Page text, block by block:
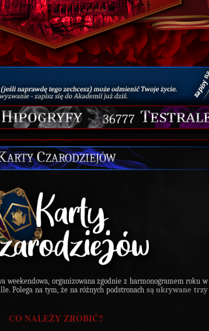
36777
Czarodziejów
weekendowa, organizowana zgodnie z harmonogramem roku w
Polega na tym, że na różnych podstronach są ukrywane trzy
CO NALEŻY ZROBIĆ?